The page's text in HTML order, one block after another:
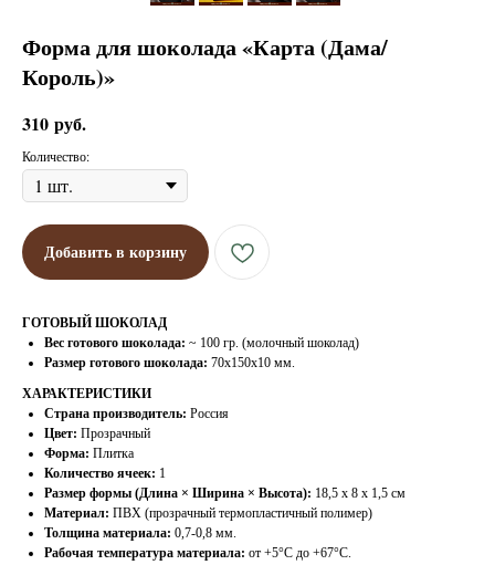
Форма для шоколада «Карта (Дама/
Король)»
310 руб.
Количество:
Добавить в корзину
ГОТОВЫЙ ШОКОЛАД
Вес готового шоколада: ~ 100 гр. (молочный шоколад)
Размер готового шоколада: 70х150х10 мм.
ХАРАКТЕРИСТИКИ
Страна производитель: Россия
Цвет: Прозрачный
Форма: Плитка
Количество ячеек: 1
Размер формы (Длина × Ширина × Высота): 18,5 х 8 х 1,5 см
Материал: ПВХ (прозрачный термопластичный полимер)
Толщина материала: 0,7-0,8 мм.
Рабочая температура материала: от +5°C до +67°C.